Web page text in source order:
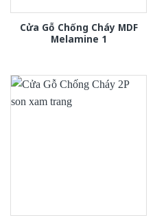
Cửa Gỗ Chống Cháy MDF
Melamine 1